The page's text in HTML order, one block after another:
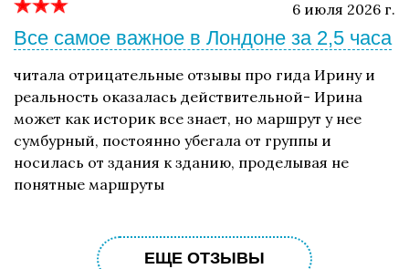
6 июля 2026 г.
Все самое важное в Лондоне за 2,5 часа
читала отрицательные отзывы про гида Ирину и
реальность оказалась действительной- Ирина
может как историк все знает, но маршрут у нее
сумбурный, постоянно убегала от группы и
носилась от здания к зданию, проделывая не
понятные маршруты
ЕЩЕ ОТЗЫВЫ